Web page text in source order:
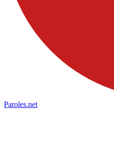
Paroles.net